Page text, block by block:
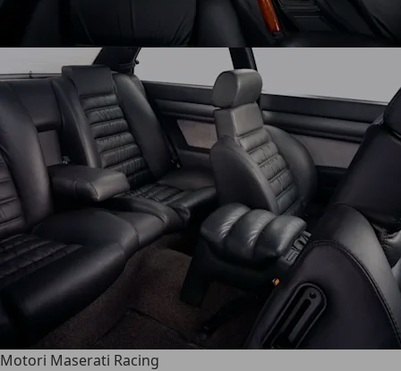
Motori Maserati Racing